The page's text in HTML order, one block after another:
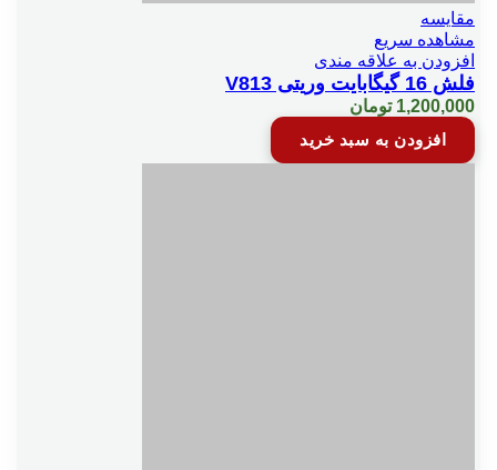
مقایسه
مشاهده سریع
افزودن به علاقه مندی
فلش 16 گیگابایت وریتی V813
1,200,000 تومان
افزودن به سبد خرید